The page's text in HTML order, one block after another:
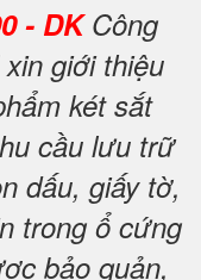
- DKCông
giới thiệu
két sắt
cầu lưu trữ
dấu, giấy tờ,
trong ổ cứng
bảo quản,